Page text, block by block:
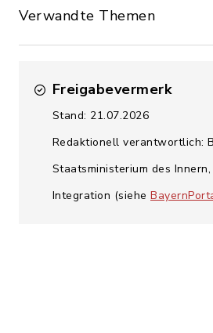
Verwandte Themen
Freigabevermerk
Stand: 21.07.2026
Redaktionell verantwortlich:
Staatsministerium des
Integration (siehe